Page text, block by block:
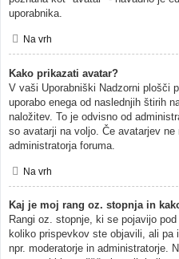
uporabnika.
Na vrh
Kako prikazati avatar?
V vaši Uporabniški Nadzorni plošči
uporabo enega od naslednjih štirih
naložitev. To je odvisno od
so avatarji na voljo. Če avatarjev
administratorja foruma.
Na vrh
Kaj je moj rang oz. stopnja in
Rangi oz. stopnje, ki se pojavijo
koliko prispevkov ste objavili, ali pa
npr. moderatorje in administratorje.